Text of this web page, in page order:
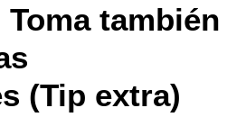
también
(Tip extra)